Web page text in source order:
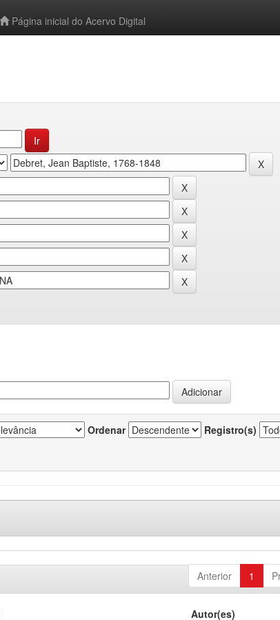
Página inicial do Acervo Digital
Ordenar Registro(s)
Anterior 1
Autor(es)